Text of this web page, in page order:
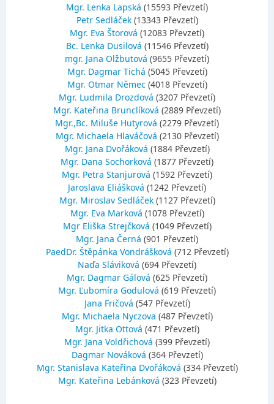
Mgr. Lenka Lapská (15593 Převzetí)
Petr Sedláček (13343 Převzetí)
Mgr. Eva Štorová (12083 Převzetí)
Bc. Lenka Dusilová (11546 Převzetí)
mgr. Jana Olžbutová (9655 Převzetí)
Mgr. Dagmar Tichá (5045 Převzetí)
Mgr. Otmar Němec (4018 Převzetí)
Mgr. Ludmila Drozdová (3207 Převzetí)
Mgr. Kateřina Brunclíková (2889 Převzetí)
Mgr.,Bc. Miluše Hutyrová (2279 Převzetí)
Mgr. Michaela Hlaváčová (2130 Převzetí)
Mgr. Jana Dvořáková (1884 Převzetí)
Mgr. Dana Sochorková (1877 Převzetí)
Mgr. Petra Stanjurová (1592 Převzetí)
Jaroslava Eliášková (1242 Převzetí)
Mgr. Miroslav Sedláček (1127 Převzetí)
Mgr. Eva Marková (1078 Převzetí)
Mgr Eliška Strejčková (1049 Převzetí)
Mgr. Jana Černá (901 Převzetí)
PaedDr. Štěpánka Vondrášková (712 Převzetí)
Naďa Sláviková (694 Převzetí)
Mgr. Dagmar Gálová (625 Převzetí)
Mgr. Ľubomíra Godulová (619 Převzetí)
Jana Fričová (547 Převzetí)
Mgr. Michaela Nyczova (487 Převzetí)
Mgr. Jitka Ottová (471 Převzetí)
Mgr. Jana Voldřichová (399 Převzetí)
Dagmar Nováková (364 Převzetí)
Mgr. Stanislava Kateřina Dvořáková (334 Převzetí)
Mgr. Kateřina Lebánková (323 Převzetí)